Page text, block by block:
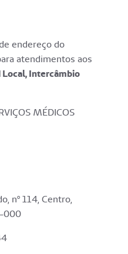
endereço do
atendimentos aos
Local, Intercâmbio
MÉDICOS
nº 114, Centro,
000